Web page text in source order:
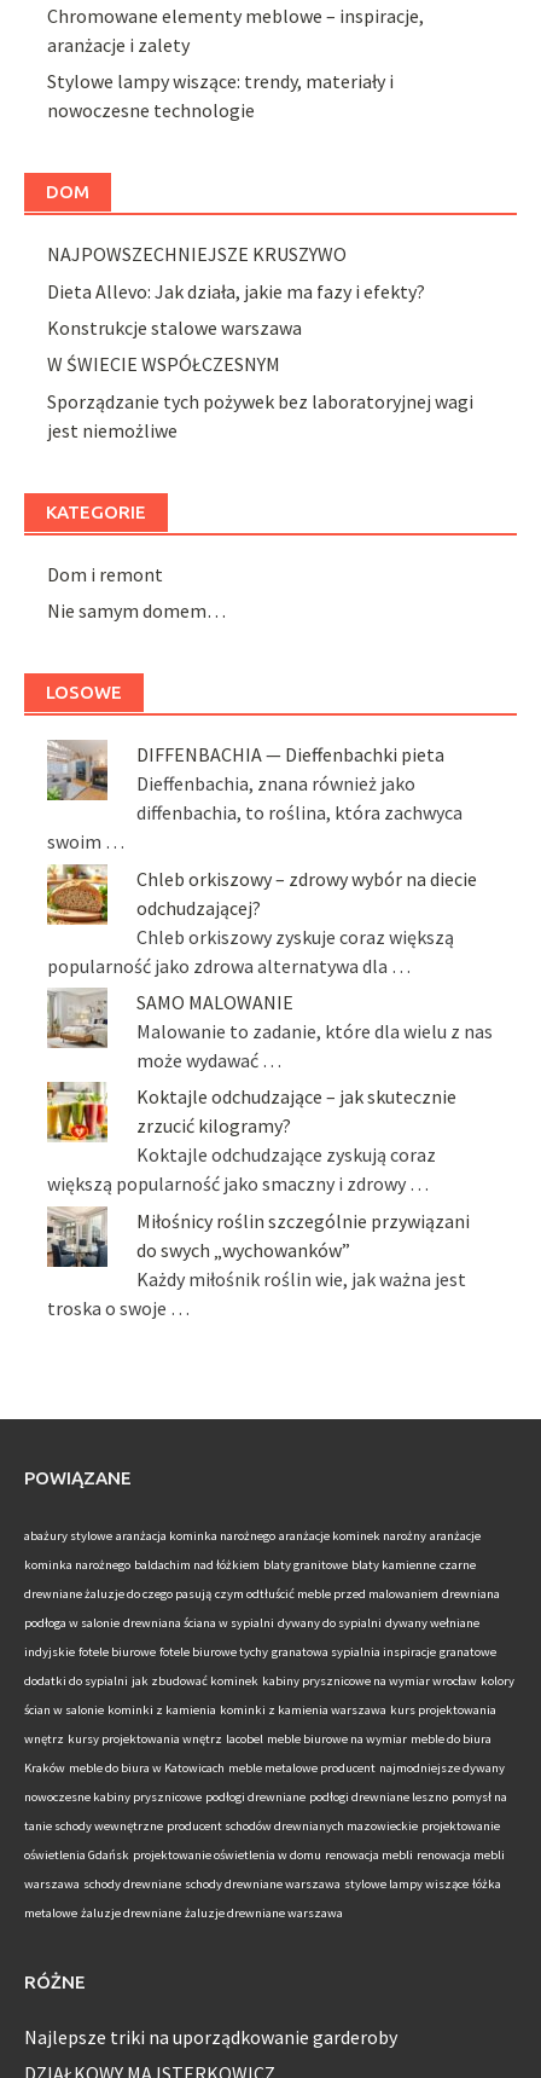
Chromowane elementy meblowe – inspiracje,
aranżacje i zalety
Stylowe lampy wiszące: trendy, materiały i
nowoczesne technologie
DOM
NAJPOWSZECHNIEJSZE KRUSZYWO
Dieta Allevo: Jak działa, jakie ma fazy i efekty?
Konstrukcje stalowe warszawa
W ŚWIECIE WSPÓŁCZESNYM
Sporządzanie tych pożywek bez laboratoryjnej wagi
jest niemożliwe
KATEGORIE
Dom i remont
Nie samym domem…
LOSOWE
DIFFENBACHIA — Dieffenbachki pieta
Dieffenbachia, znana również jako
diffenbachia, to roślina, która zachwyca
swoim …
Chleb orkiszowy – zdrowy wybór na diecie
odchudzającej?
Chleb orkiszowy zyskuje coraz większą
popularność jako zdrowa alternatywa dla …
SAMO MALOWANIE
Malowanie to zadanie, które dla wielu z nas
może wydawać …
Koktajle odchudzające – jak skutecznie
zrzucić kilogramy?
Koktajle odchudzające zyskują coraz
większą popularność jako smaczny i zdrowy …
Miłośnicy roślin szczególnie przywiązani
do swych „wychowanków”
Każdy miłośnik roślin wie, jak ważna jest
troska o swoje …
POWIĄZANE
abażury stylowe aranżacja kominka narożnego aranżacje kominek narożny aranżacje
kominka narożnego baldachim nad łóżkiem blaty granitowe blaty kamienne czarne
drewniane żaluzje do czego pasują czym odtłuścić meble przed malowaniem drewniana
podłoga w salonie drewniana ściana w sypialni dywany do sypialni dywany wełniane
indyjskie fotele biurowe fotele biurowe tychy granatowa sypialnia inspiracje granatowe
dodatki do sypialni jak zbudować kominek kabiny prysznicowe na wymiar wrocław kolory
ścian w salonie kominki z kamienia kominki z kamienia warszawa kurs projektowania
wnętrz kursy projektowania wnętrz lacobel meble biurowe na wymiar meble do biura
Kraków meble do biura w Katowicach meble metalowe producent najmodniejsze dywany
nowoczesne kabiny prysznicowe podłogi drewniane podłogi drewniane leszno pomysł na
tanie schody wewnętrzne producent schodów drewnianych mazowieckie projektowanie
oświetlenia Gdańsk projektowanie oświetlenia w domu renowacja mebli renowacja mebli
warszawa schody drewniane schody drewniane warszawa stylowe lampy wiszące łóżka
metalowe żaluzje drewniane żaluzje drewniane warszawa
RÓŻNE
Najlepsze triki na uporządkowanie garderoby